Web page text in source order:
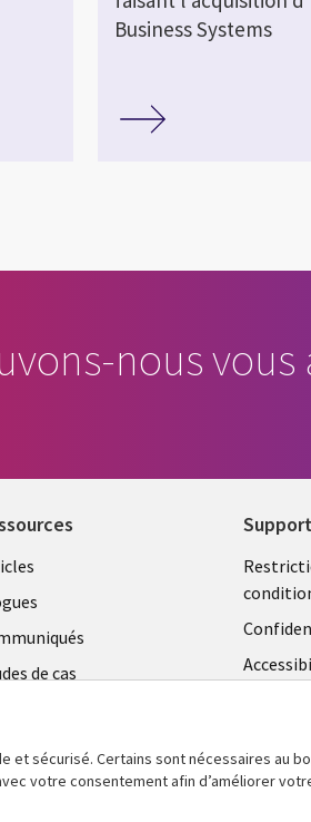
Business Systems
nous vous
de cas
plus
FR
et sécurisé. Certains sont nécessaires au
votre consentement afin d’améliorer